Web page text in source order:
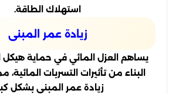
استهلاك الطاقة.
زيادة عمر المبنى
يساهم العزل المائي في حماية هيكل
البناء من تأثيرات التسربات
زيادة عمر المبنى بشكل